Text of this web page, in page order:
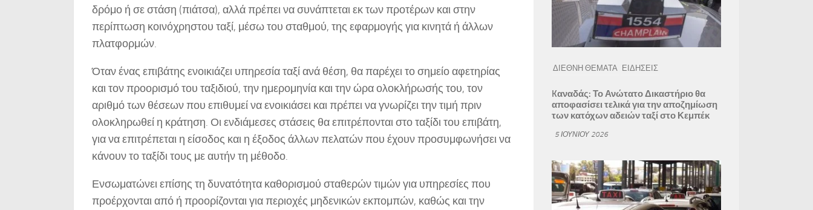
δρόμο ή σε στάση (πιάτσα), αλλά πρέπει να συνάπτεται εκ των προτέρων και στην
περίπτωση κοινόχρηστου ταξί, μέσω του σταθμού, της εφαρμογής για κινητά ή άλλων
πλατφορμών.
Όταν ένας επιβάτης ενοικιάζει υπηρεσία ταξί ανά θέση, θα παρέχει το σημείο αφετηρίας
και τον προορισμό του ταξιδιού, την ημερομηνία και την ώρα ολοκλήρωσής του, τον
αριθμό των θέσεων που επιθυμεί να ενοικιάσει και πρέπει να γνωρίζει την τιμή πριν
ολοκληρωθεί η κράτηση. Οι ενδιάμεσες στάσεις θα επιτρέπονται στο ταξίδι του επιβάτη,
για να επιτρέπεται η είσοδος και η έξοδος άλλων πελατών που έχουν προσυμφωνήσει να
κάνουν το ταξίδι τους με αυτήν τη μέθοδο.
Ενσωματώνει επίσης τη δυνατότητα καθορισμού σταθερών τιμών για υπηρεσίες που
προέρχονται από ή προορίζονται για περιοχές μηδενικών εκπομπών, καθώς και την
ΔΙΕΘΝΗ ΘΕΜΑΤΑ ΕΙΔΗΣΕΙΣ
Kαναδάς: Το Ανώτατο Δικαστήριο θα
αποφασίσει τελικά για την αποζημίωση
των κατόχων αδειών ταξί στο Κεμπέκ
5 ΙΟΥΝΊΟΥ 2026